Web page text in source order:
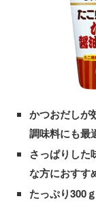
かつおだしが
調味料にも最
さっぱりした
な方におすす
たっぷり300